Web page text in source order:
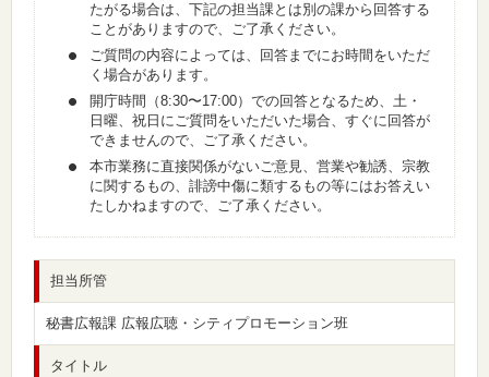
たがる場合は、下記の担当課とは別の課から回答する
ことがありますので、ご了承ください。
ご質問の内容によっては、回答までにお時間をいただ
く場合があります。
開庁時間（8:30〜17:00）での回答となるため、土・
日曜、祝日にご質問をいただいた場合、すぐに回答が
できませんので、ご了承ください。
本市業務に直接関係がないご意見、営業や勧誘、宗教
に関するもの、誹謗中傷に類するもの等にはお答えい
たしかねますので、ご了承ください。
担当所管
秘書広報課 広報広聴・シティプロモーション班
タイトル